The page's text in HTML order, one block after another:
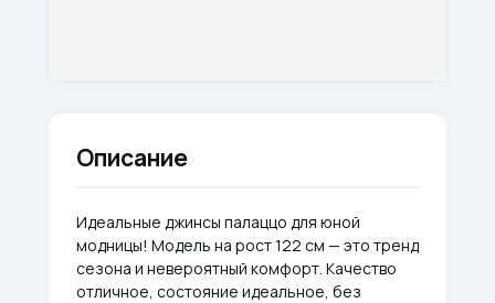
Описание
Идеальные джинсы палаццо для юной
модницы! Модель на рост 122 см — это тренд
сезона и невероятный комфорт. Качество
отличное, состояние идеальное, без